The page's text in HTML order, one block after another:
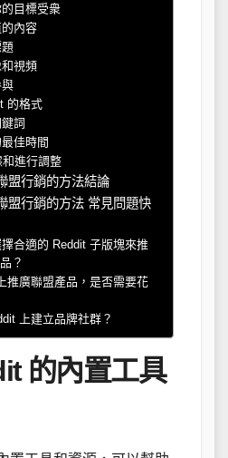
目標受衆
內容
視頻
的格式
詞
佳時間
進行調整
盟行銷的方法結論
盟行銷的方法 常見問題快
合適的 Reddit 子版塊來推
？
推廣聯盟產品，是否需要花
上建立品牌社群？
的內置工具